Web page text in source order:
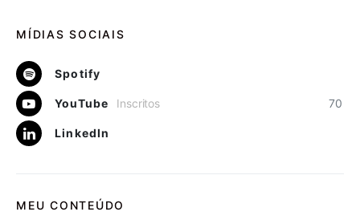
MÍDIAS SOCIAIS
Spotify
YouTube 70
Inscritos
LinkedIn
MEU CONTEÚDO